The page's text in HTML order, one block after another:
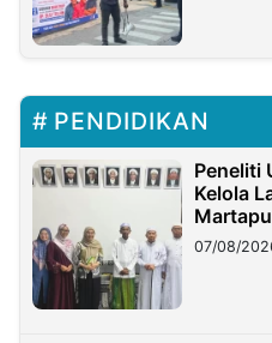
PENDIDIKAN
Peneliti
Kelola
07/08/